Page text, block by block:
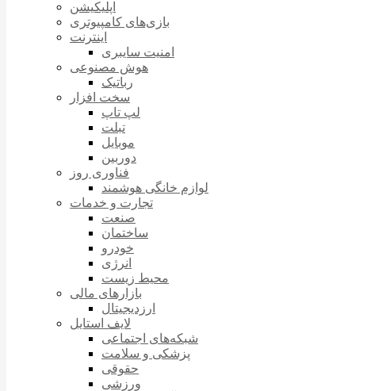
اپلیکیشن
بازی‌های کامپیوتری
اینترنت
امنیت سایبری
هوش مصنوعی
رباتیک
سخت افزار
لپ تاپ
تبلت
موبایل
دوربین
فناوری روز
لوازم خانگی هوشمند
تجارت و خدمات
صنعت
ساختمان
خودرو
انرژی
محیط زیست
بازارهای مالی
ارزدیجیتال
لایف استایل
شبکه‌های اجتماعی
پزشکی و سلامت
حقوقی
ورزشی